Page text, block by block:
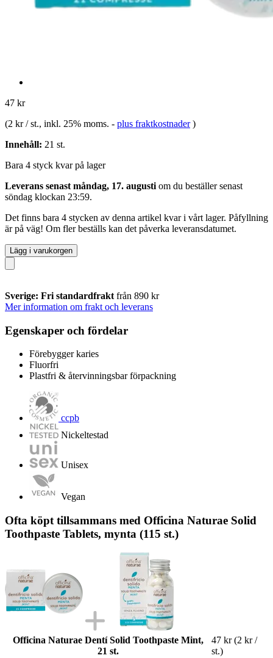
47 kr
(2 kr / st., inkl. 25% moms. - plus fraktkostnader )
Innehåll: 21 st.
Bara 4 styck kvar på lager
Leverans senast måndag, 17. augusti om du beställer senast
söndag klockan 23:59.
Det finns bara 4 stycken av denna artikel kvar i vårt lager. Påfyllning
är på väg! Om fler beställs kan det påverka leveransdatumet.
Lägg i varukorgen
Sverige: Fri standardfrakt från 890 kr
Mer information om frakt och leverans
Egenskaper och fördelar
Förebygger karies
Fluorfri
Plastfri & återvinningsbar förpackning
ccpb
Nickeltestad
Unisex
Vegan
Ofta köpt tillsammans med Officina Naturae Solid
Toothpaste Tablets, mynta (115 st.)
Officina Naturae Dentí Solid Toothpaste Mint,
21 st.
47 kr (2 kr /
st.)